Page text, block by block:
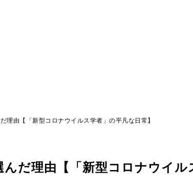
由【「新型コロナウイルス学者」の平凡な日常】
だ理由【「新型コロナウイル